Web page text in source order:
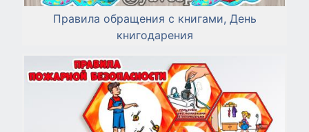
Правила обращения с книгами, День
книгодарения